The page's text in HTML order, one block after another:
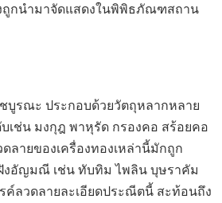
กนำมาจัดแสดงในพิพิธภัณฑสถาน
บูรณะ ประกอบด้วยวัตถุหลากหลาย
บเช่น มงกุฎ พาหุรัด กรองคอ สร้อยคอ
ดลายของเครื่องทองเหล่านี้มักถูก
งอัญมณี เช่น ทับทิม ไพลิน บุษราคัม
ค์ลวดลายละเอียดประณีตนี้ สะท้อนถึง